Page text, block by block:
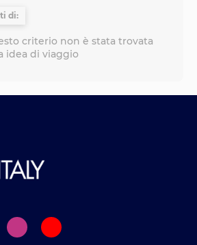
di:
criterio non è stata trovata
idea di viaggio